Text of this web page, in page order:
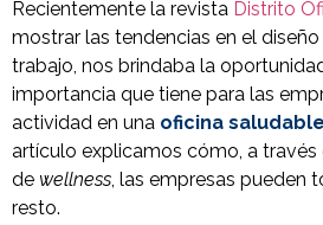
Recientemente la revista Distrito
mostrar las tendencias en el
trabajo, nos brindaba la
importancia que tiene para las
actividad en una oficina saludable
artículo explicamos cómo, a
de wellness, las empresas pueden
resto.